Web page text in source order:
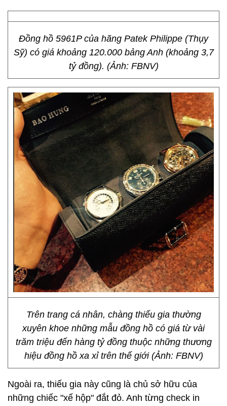
Đồng hồ 5961P của hãng Patek Philippe (Thụy
Sỹ) có giá khoảng 120.000 bảng Anh (khoảng 3,7
tỷ đồng). (Ảnh: FBNV)
Trên trang cá nhân, chàng thiếu gia thường
xuyên khoe những mẫu đồng hồ có giá từ vài
trăm triệu đến hàng tỷ đồng thuộc những thương
hiệu đồng hồ xa xỉ trên thế giới (Ảnh: FBNV)
Ngoài ra, thiếu gia này cũng là chủ sở hữu của
những chiếc "xế hộp" đắt đỏ. Anh từng check in